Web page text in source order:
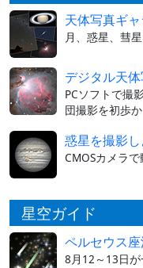
天体写真ギ
月、惑星、彗
デジタル天
PCソフトで撮
団撮影を初歩
惑星を撮影し
CMOSカメラ
星空ガイド
ペルセウス
8月12～13日が